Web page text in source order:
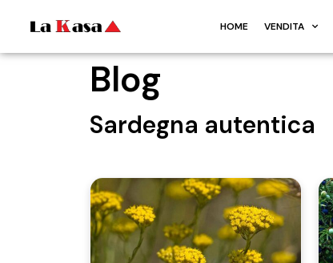
HOME VENDITA
Blog
Sardegna autentica